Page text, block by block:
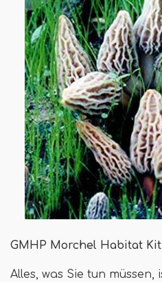
GMHP Morchel Habitat Kit
Alles, was Sie tun müssen,